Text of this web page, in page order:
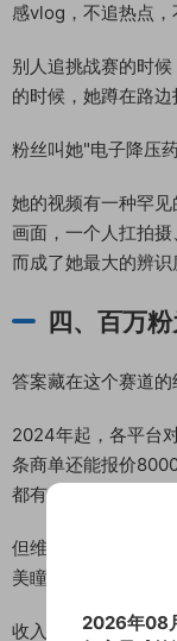
感vlog，不追热点，
别人追挑战赛的时
的时候，她蹲在路边
粉丝叫她"电子降压
她的视频有一种罕
画面，一个人扛拍
而成了她最大的辨识
四、百万
答案藏在这个赛道的
2024年起，各平台
条商单还能报价
都有人抢。头部博主
但维持女性化外表的
美瞳——月均保守估
收入在降，开销没
2026年08